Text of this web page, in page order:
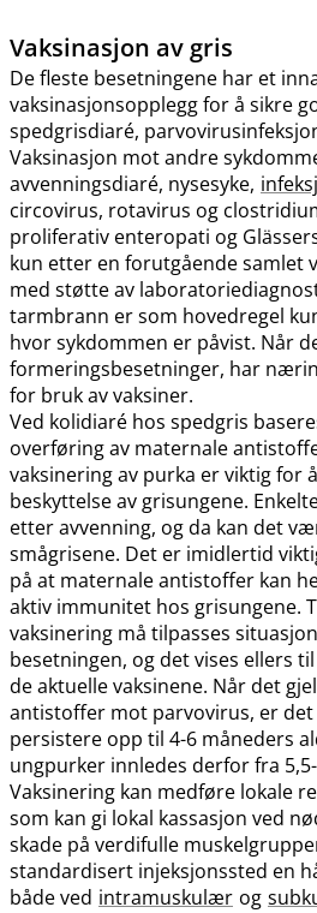
Vaksinasjon av gris
De fleste besetningene har et
vaksinasjonsopplegg for å sikre
spedgrisdiaré,
Vaksinasjon mot andre
avvenningsdiaré, nysesyke,
circovirus, rotavirus og
proliferativ enteropati og
kun etter en forutgående samlet
med støtte av
tarmbrann er som hovedregel
hvor sykdommen er påvist. Når
formeringsbesetninger, har
for bruk av vaksiner.
Ved kolidiaré hos spedgris
overføring av maternale
vaksinering av purka er viktig for
beskyttelse av grisungene.
etter avvenning, og da kan det
smågrisene. Det er imidlertid
på at maternale antistoffer kan
aktiv immunitet hos grisungene.
vaksinering må tilpasses
besetningen, og det vises ellers
de aktuelle vaksinene. Når det
antistoffer mot parvovirus, er det
persistere opp til 4-6 måneders
ungpurker innledes derfor fra
Vaksinering kan medføre lokale
som kan gi lokal kassasjon ved
skade på verdifulle
standardisert injeksjonssted en
både ved intramuskulær og